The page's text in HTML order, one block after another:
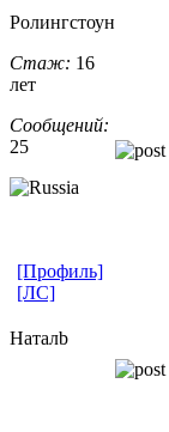
Ролингстоун
Стаж: 16
лет
Сообщений:
25
[Профиль]
[ЛС]
Наталb